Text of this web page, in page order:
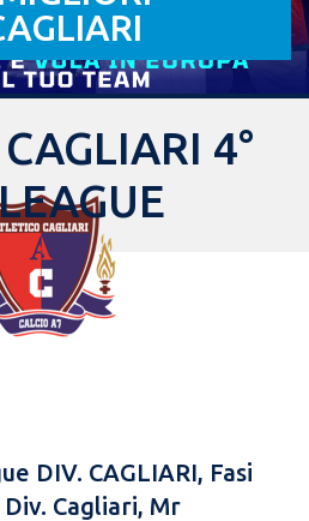
4°
DIV. CAGLIARI, Fasi
Cagliari, Mr